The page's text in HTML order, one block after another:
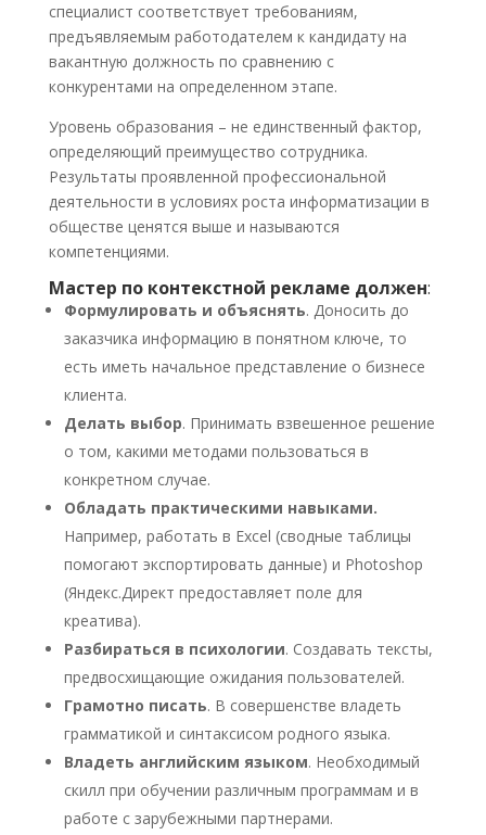
специалист соответствует требованиям,
предъявляемым работодателем к кандидату на
вакантную должность по сравнению с
конкурентами на определенном этапе.
Уровень образования – не единственный фактор,
определяющий преимущество сотрудника.
Результаты проявленной профессиональной
деятельности в условиях роста информатизации в
обществе ценятся выше и называются
компетенциями.
Мастер по контекстной рекламе должен:
Формулировать и объяснять. Доносить до
заказчика информацию в понятном ключе, то
есть иметь начальное представление о бизнесе
клиента.
Делать выбор. Принимать взвешенное решение
о том, какими методами пользоваться в
конкретном случае.
Обладать практическими навыками.
Например, работать в Excel (сводные таблицы
помогают экспортировать данные) и Photoshop
(Яндекс.Директ предоставляет поле для
креатива).
Разбираться в психологии. Создавать тексты,
предвосхищающие ожидания пользователей.
Грамотно писать. В совершенстве владеть
грамматикой и синтаксисом родного языка.
Владеть английским языком. Необходимый
скилл при обучении различным программам и в
работе с зарубежными партнерами.